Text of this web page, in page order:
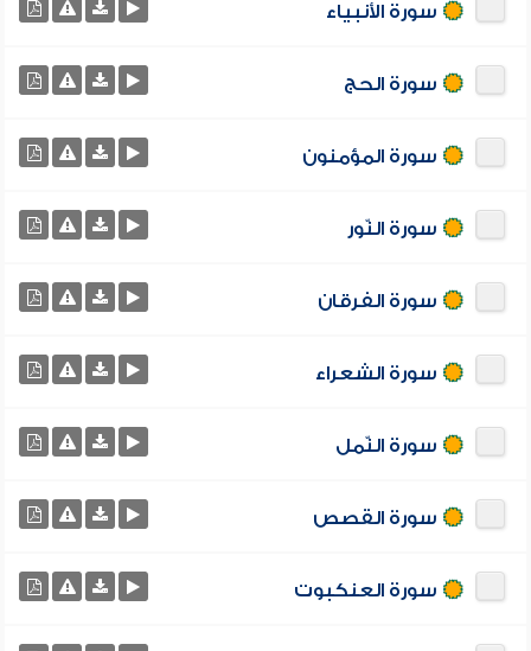
سورة الأنبياء
سورة الحج
سورة المؤمنون
سورة النّور
سورة الفرقان
سورة الشعراء
سورة النّمل
سورة القصص
سورة العنكبوت